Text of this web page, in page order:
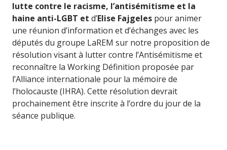
lutte contre le racisme, l’antisémitisme et la
haine anti-LGBT et d’Elise Fajgeles pour animer
une réunion d’information et d’échanges avec les
députés du groupe LaREM sur notre proposition de
résolution visant à lutter contre l’Antisémitisme et
reconnaître la Working Définition proposée par
l’Alliance internationale pour la mémoire de
l’holocauste (IHRA). Cette résolution devrait
prochainement être inscrite à l’ordre du jour de la
séance publique.